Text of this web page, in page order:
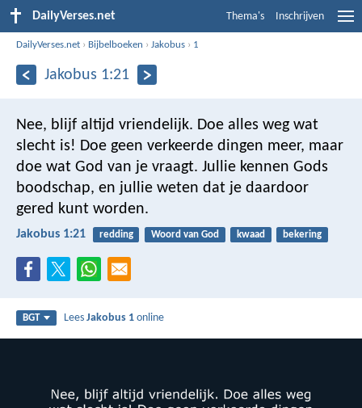
DailyVerses.net Thema's Inschrijven
DailyVerses.net › Bijbelboeken ›Jakobus › 1
Jakobus 1:21
Nee, blijf altijd vriendelijk. Doe alles weg wat
slecht is! Doe geen verkeerde dingen meer, maar
doe wat God van je vraagt. Jullie kennen Gods
boodschap, en jullie weten dat je daardoor
gered kunt worden.
Jakobus 1:21 redding Woord van God kwaad bekering
BGT LeesJakobus 1 online